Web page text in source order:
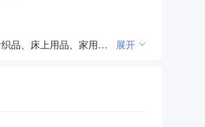
预包装食品、散装食品、乳制品（含婴幼儿配方乳粉）、日用百货、日用杂品、日化用品、文体用品、儿童玩具、服装、鞋帽、针织品、床上用品、家用电器、手机、数码产品、农副产品、水果、烟草制品的零售。（以上经营范围涉及许可经营项目的，应在取得有关部门的许可后方可经营） 展开